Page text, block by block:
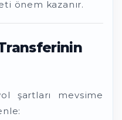
önem kazanır.
şartları mevsime